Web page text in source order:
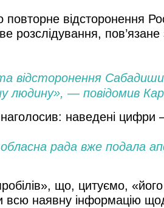
повторне відсторонення
розслідування,
відсторонення
— повідомив
наголосив: наведені
рада вже подала
що, цитуємо,
всю наявну інформацію